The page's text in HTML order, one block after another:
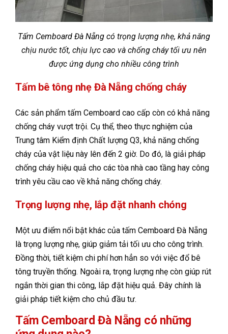
Tấm Cemboard Đà Nẵng có trọng lượng nhẹ, khả năng
chịu nước tốt, chịu lực cao và chống cháy tối ưu nên
được ứng dụng cho nhiều công trình
Tấm bê tông nhẹ Đà Nẵng chống cháy
Các sản phẩm tấm Cemboard cao cấp còn có khả năng
chống cháy vượt trội. Cụ thể, theo thực nghiệm của
Trung tâm Kiểm định Chất lượng Q3, khả năng chống
cháy của vật liệu này lên đến 2 giờ. Do đó, là giải pháp
chống cháy hiệu quả cho các tòa nhà cao tầng hay công
trình yêu cầu cao về khả năng chống cháy.
Trọng lượng nhẹ, lắp đặt nhanh chóng
Một ưu điểm nổi bật khác của tấm Cemboard Đà Nẵng
là trọng lượng nhẹ, giúp giảm tải tối ưu cho công trình.
Đồng thời, tiết kiệm chi phí hơn hẳn so với việc đổ bê
tông truyền thống. Ngoài ra, trọng lượng nhẹ còn giúp rút
ngắn thời gian thi công, lắp đặt hiệu quả. Đây chính là
giải pháp tiết kiệm cho chủ đầu tư.
Tấm Cemboard Đà Nẵng có những